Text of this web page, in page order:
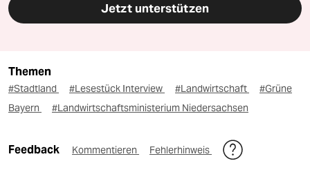
Jetzt unterstützen
Themen
#Stadtland #Lesestück Interview #Landwirtschaft
#Grüne
Bayern
#Landwirtschaftsministerium Niedersachsen
Feedback Kommentieren Fehlerhinweis